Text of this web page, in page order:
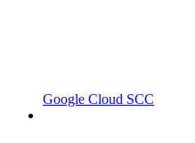
Google Cloud SCC